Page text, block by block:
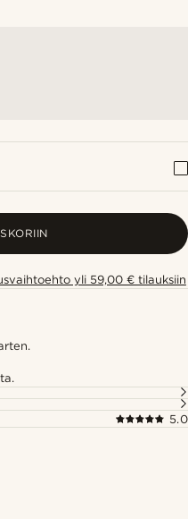
yli 59,00 € tilauksiin
5.0